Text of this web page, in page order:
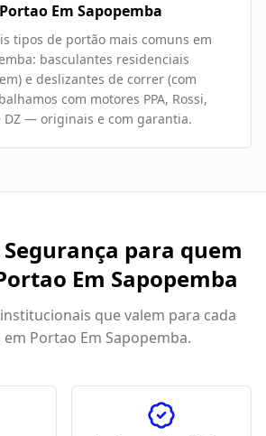
Em Sapopemba
tipos de portão mais comuns em
basculantes residenciais
e deslizantes de correr (com
com motores PPA, Rossi,
DZ — originais e com garantia.
para quem
Em Sapopemba
que valem para cada
em Portao Em Sapopemba.